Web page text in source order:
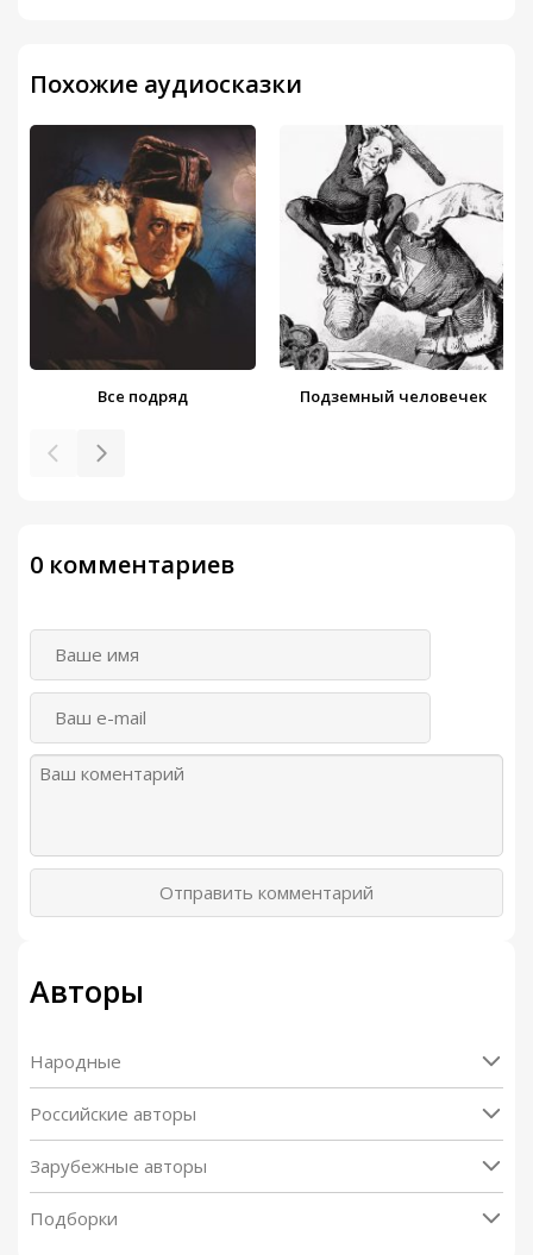
Похожие аудиосказки
Все подряд Подземный человечек
0 комментариев
Отправить комментарий
Авторы
Народные
Российские авторы
Зарубежные авторы
Подборки